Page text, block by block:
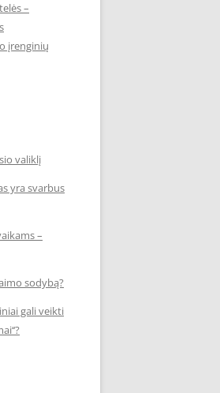
–
įrenginių
valiklį
yra svarbus
–
sodybą?
gali veikti